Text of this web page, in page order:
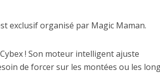
exclusif organisé par Magic Maman.
! Son moteur intelligent ajuste
de forcer sur les montées ou les